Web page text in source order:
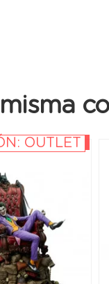
-10%
OUTLET